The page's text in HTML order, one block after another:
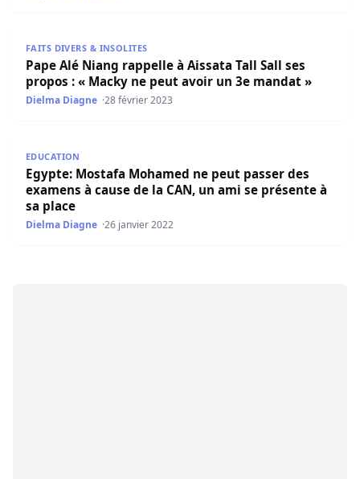
FAITS DIVERS & INSOLITES
Pape Alé Niang rappelle à Aissata Tall Sall ses
propos : « Macky ne peut avoir un 3e mandat »
Dielma Diagne 28 février 2023
EDUCATION
Egypte: Mostafa Mohamed ne peut passer des
examens à cause de la CAN, un ami se présente à
sa place
Dielma Diagne 26 janvier 2022